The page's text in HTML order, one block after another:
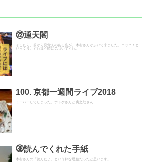
㉒通天閣
そしたら、前から見覚えのある姿が。木村さんが歩いて来ました。エッ？！と
びっくり。すれ違う時に気づいてくれ、
100. 京都一週間ライブ2018
ミーハーしてしまった。ホトケさんと房之助さん！
㊳読んでくれた手紙
木村さんの「読んだよ」という粋な返信だったと思います。